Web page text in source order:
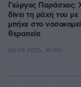
Γιώργος Παράσχος:
δίνει τη μάχη του
μπήκε στο
θεραπεία
06.08.2026, 18:00